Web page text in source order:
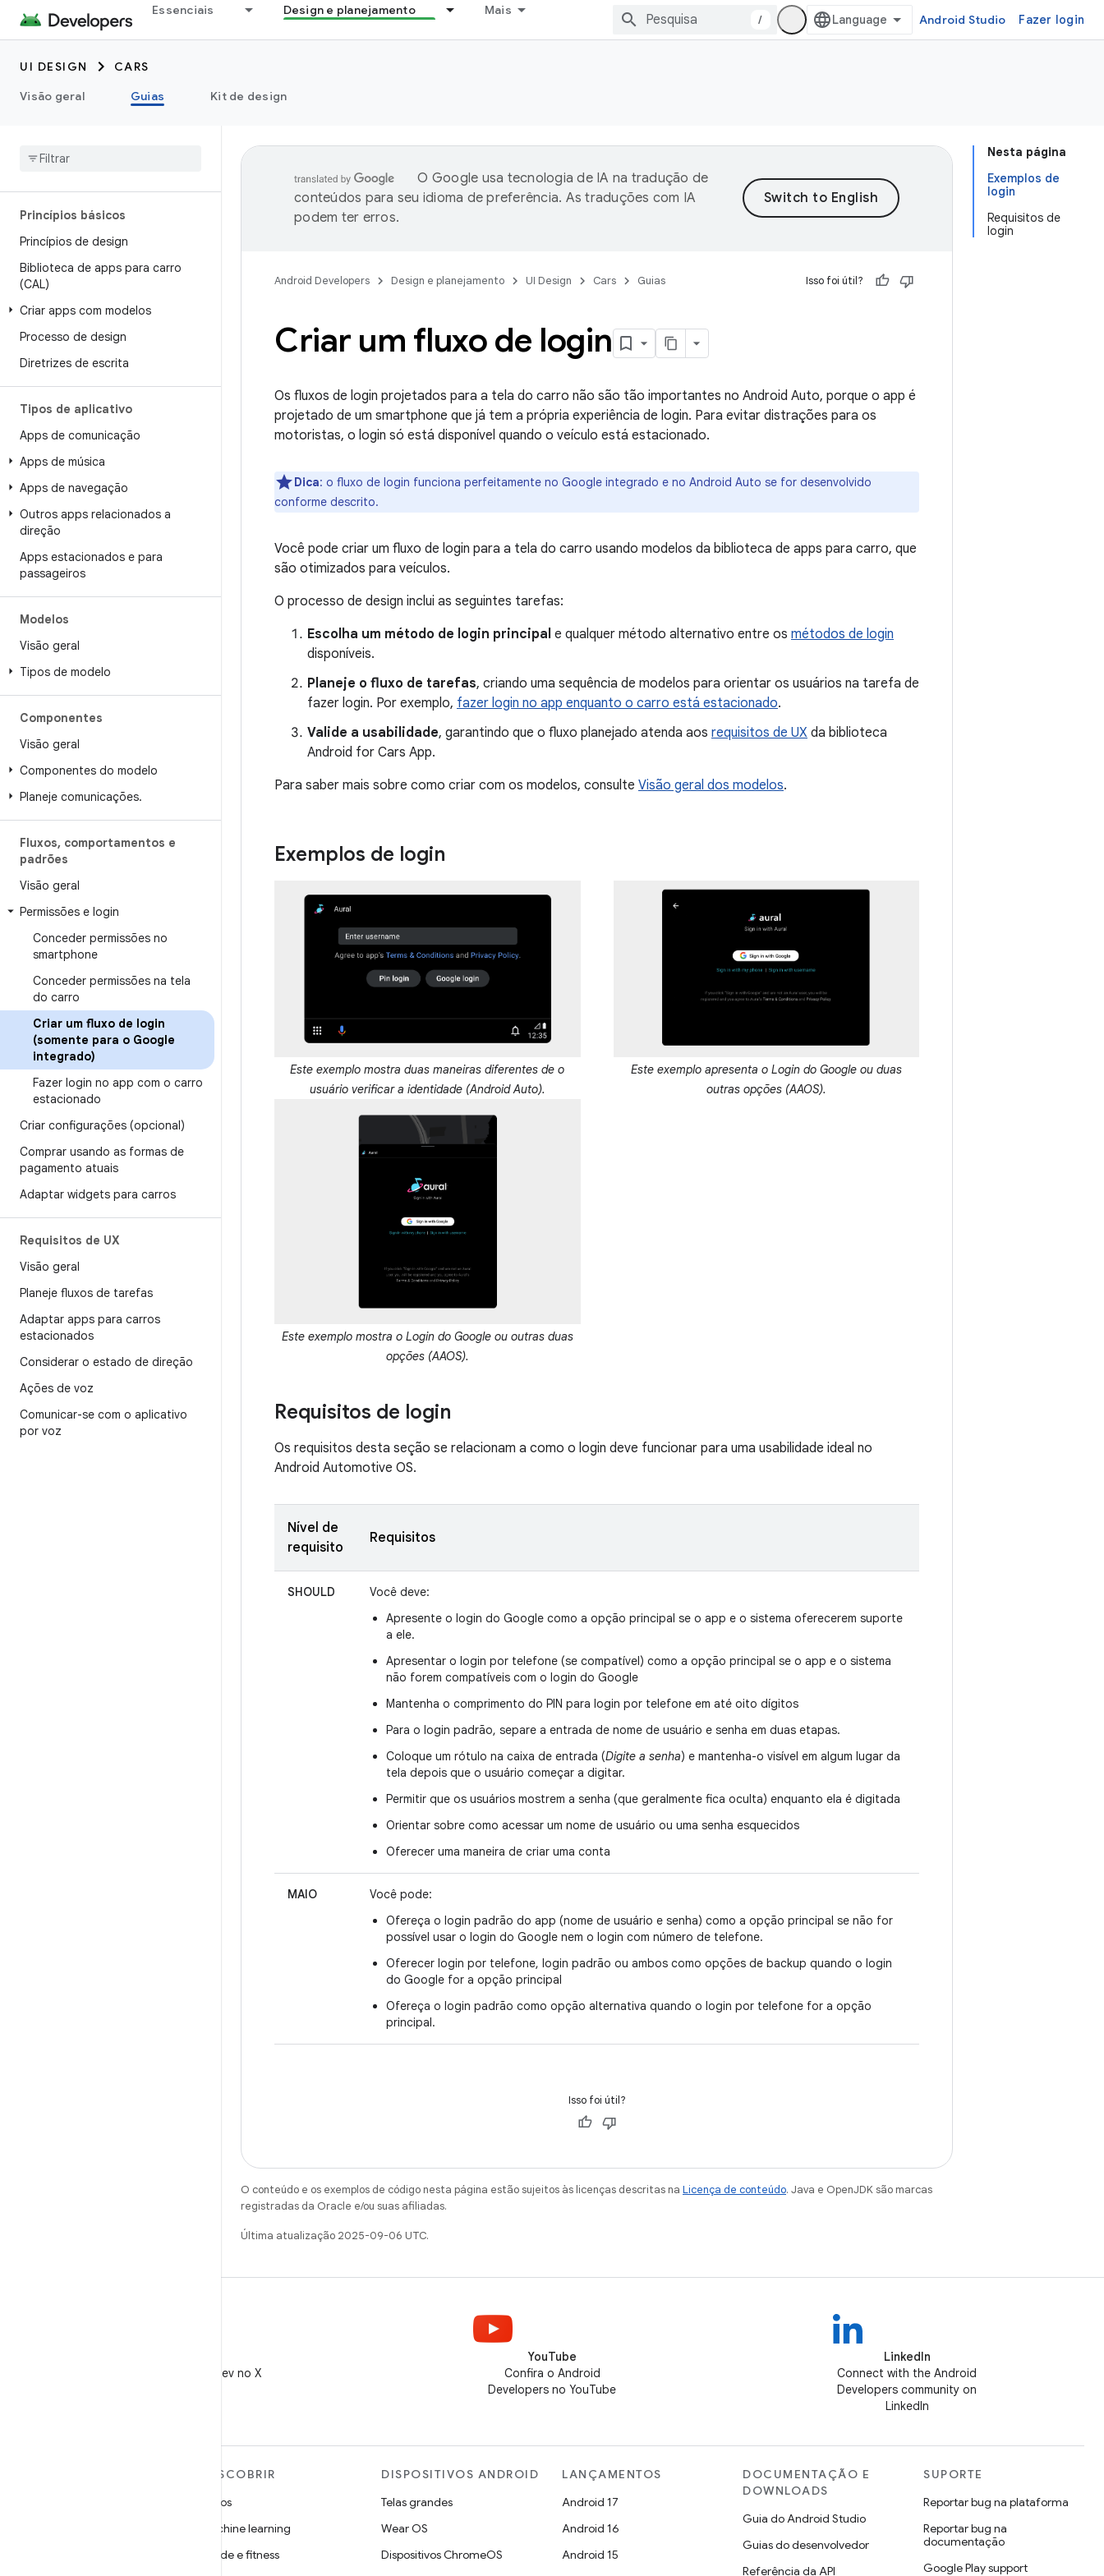
Essenciais Design e planejamento Mais
/ Android Studio Fazer login
UI DESIGN
CARS
Visão geral
Guias Kit de design
Princípios básicos
Princípios de design
Biblioteca de apps para carro
(CAL)
Criar apps com modelos
Processo de design
Diretrizes de escrita
Tipos de aplicativo
Apps de comunicação
Apps de música
Apps de navegação
Outros apps relacionados a
direção
Apps estacionados e para
passageiros
Modelos
Visão geral
Tipos de modelo
Componentes
Visão geral
Componentes do modelo
Planeje comunicações.
Fluxos, comportamentos e
padrões
Visão geral
Permissões e login
Conceder permissões no
smartphone
Conceder permissões na tela
do carro
Criar um fluxo de login
(somente para o Google
integrado)
Fazer login no app com o carro
estacionado
Criar configurações (opcional)
Comprar usando as formas de
pagamento atuais
Adaptar widgets para carros
Requisitos de UX
Visão geral
Planeje fluxos de tarefas
Adaptar apps para carros
estacionados
Considerar o estado de direção
Ações de voz
Comunicar-se com o aplicativo
por voz
Nesta página
Exemplos de
login
Requisitos de
login
O Google usa tecnologia de IA na tradução de
conteúdos para seu idioma de preferência. As traduções com IA
podem ter erros.
Android Developers Design e planejamento UI Design Cars Guias Isso foi útil?
Criar um fluxo de login
Os fluxos de login projetados para a tela do carro não são tão importantes no Android Auto, porque o app é
projetado de um smartphone que já tem a própria experiência de login. Para evitar distrações para os
motoristas, o login só está disponível quando o veículo está estacionado.
Dica: o fluxo de login funciona perfeitamente no Google integrado e no Android Auto se for desenvolvido
conforme descrito.
Você pode criar um fluxo de login para a tela do carro usando modelos da biblioteca de apps para carro, que
são otimizados para veículos.
O processo de design inclui as seguintes tarefas:
Escolha um método de login principal e qualquer método alternativo entre os métodos de login
disponíveis.
Planeje o fluxo de tarefas, criando uma sequência de modelos para orientar os usuários na tarefa de
fazer login. Por exemplo, fazer login no app enquanto o carro está estacionado.
Valide a usabilidade, garantindo que o fluxo planejado atenda aos requisitos de UX da biblioteca
Android for Cars App.
Para saber mais sobre como criar com os modelos, consulte Visão geral dos modelos.
Exemplos de login
Este exemplo mostra duas maneiras diferentes de o
usuário verificar a identidade (Android Auto).
Este exemplo apresenta o Login do Google ou duas
outras opções (AAOS).
Este exemplo mostra o Login do Google ou outras duas
opções (AAOS).
Requisitos de login
Os requisitos desta seção se relacionam a como o login deve funcionar para uma usabilidade ideal no
Android Automotive OS.
Nível de
requisito
Requisitos
SHOULD
Você deve:
Apresente o login do Google como a opção principal se o app e o sistema oferecerem suporte
a ele.
Apresentar o login por telefone (se compatível) como a opção principal se o app e o sistema
não forem compatíveis com o login do Google
Mantenha o comprimento do PIN para login por telefone em até oito dígitos
Para o login padrão, separe a entrada de nome de usuário e senha em duas etapas.
Coloque um rótulo na caixa de entrada (Digite a senha) e mantenha-o visível em algum lugar da
tela depois que o usuário começar a digitar.
Permitir que os usuários mostrem a senha (que geralmente fica oculta) enquanto ela é digitada
Orientar sobre como acessar um nome de usuário ou uma senha esquecidos
Oferecer uma maneira de criar uma conta
MAIO
Você pode:
Ofereça o login padrão do app (nome de usuário e senha) como a opção principal se não for
possível usar o login do Google nem o login com número de telefone.
Oferecer login por telefone, login padrão ou ambos como opções de backup quando o login
do Google for a opção principal
Ofereça o login padrão como opção alternativa quando o login por telefone for a opção
principal.
Isso foi útil?
O conteúdo e os exemplos de código nesta página estão sujeitos às licenças descritas na Licença de conteúdo. Java e OpenJDK são marcas
registradas da Oracle e/ou suas afiliadas.
Última atualização 2025-09-06 UTC.
Siga @AndroidDev no X
YouTube
Confira o Android
Developers no YouTube
LinkedIn
Connect with the Android
Developers community on
LinkedIn
DESCOBRIR
Jogos
Machine learning
Saúde e fitness
DISPOSITIVOS ANDROID
Telas grandes
Wear OS
Dispositivos ChromeOS
LANÇAMENTOS
Android 17
Android 16
Android 15
DOCUMENTAÇÃO E
DOWNLOADS
Guia do Android Studio
Guias do desenvolvedor
Referência da API
SUPORTE
Reportar bug na plataforma
Reportar bug na
documentação
Google Play support